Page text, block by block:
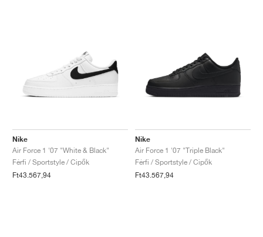
Nike
Air Force 1 '07 "White & Black"
Férfi / Sportstyle / Cipők
Ft43.567,94
Nike
Air Force 1 '07 "Triple Black"
Férfi / Sportstyle / Cipők
Ft43.567,94